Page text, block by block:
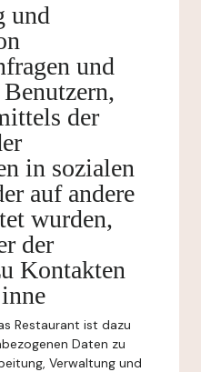
und
und
der
in sozialen
auf andere
wurden,
der
Kontakten
Restaurant ist dazu
Daten zu
Verwaltung und